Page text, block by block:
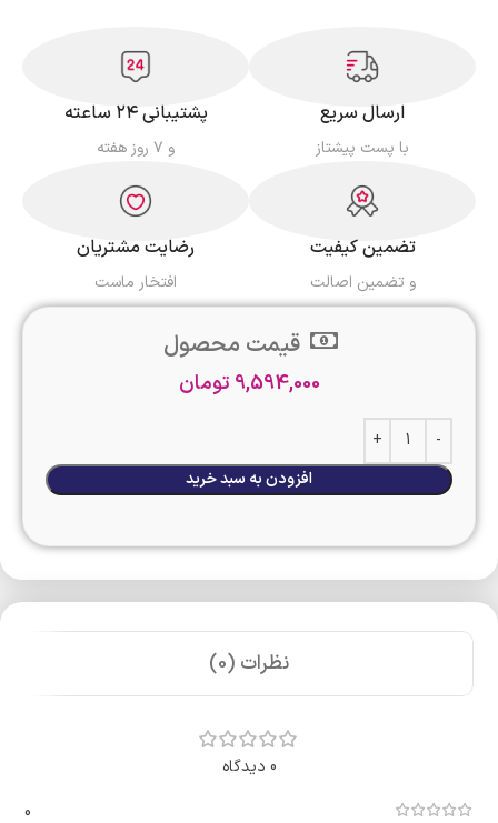
ارسال سریع
با پست پیشتاز
پشتیبانی ۲۴ ساعته
و ۷ روز هفته
تضمین کیفیت
و تضمین اصالت
رضایت مشتریان
افتخار ماست
قیمت محصول
9,594,000 تومان
افزودن به سبد خرید
نظرات (0)
0 دیدگاه
0